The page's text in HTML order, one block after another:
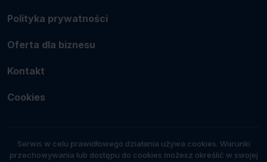
Polityka prywatności
Oferta dla biznesu
Kontakt
Cookies
Serwis w celu prawidłowego działania używa cookies. Warunki
przechowywania lub dostępu do cookies możesz określić w swojej